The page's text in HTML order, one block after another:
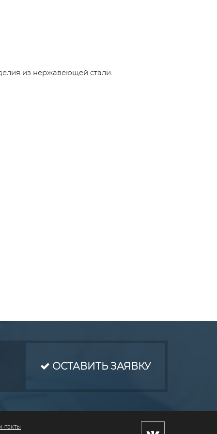
из нержавеющей стали.
ОСТАВИТЬ ЗАЯВКУ